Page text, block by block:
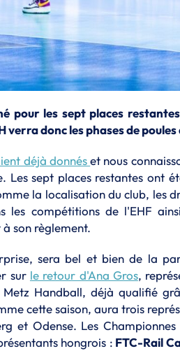
pour les sept places
verra donc les phases de
déjà donnéset nous
Les sept places restantes ont
la localisation du club, les
les compétitions de l'EHF
son règlement.
sera bel et bien de la
sur le retour d'Ana Gros,
Handball, déjà qualifié
cette saison, aura trois
et Odense. Les
hongrois : FTC-Rail